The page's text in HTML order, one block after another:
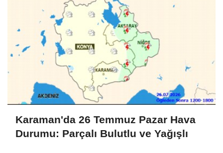
Karaman'da 26 Temmuz Pazar Hava
Durumu: Parçalı Bulutlu ve Yağışlı